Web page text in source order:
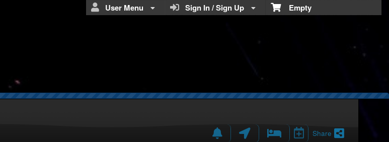
Empty
Sign In / Sign Up
User Menu Teratickets.com
Share